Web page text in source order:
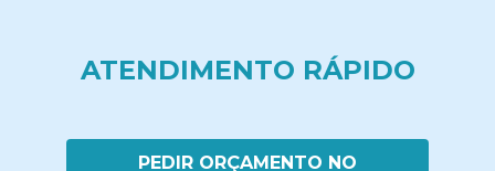
ATENDIMENTO RÁPIDO
PEDIR ORÇAMENTO NO